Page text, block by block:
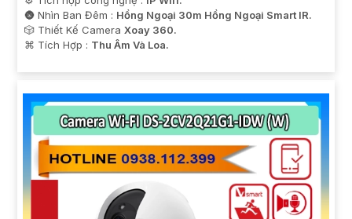
🌚 Nhìn Ban Đêm : Hồng Ngoại 30m Hồng Ngoại Smart IR.
🎲 Thiết Kế Camera Xoay 360.
️⌘ Tích Hợp : Thu Âm Và Loa.